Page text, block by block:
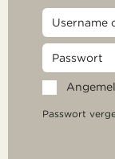
Passwort